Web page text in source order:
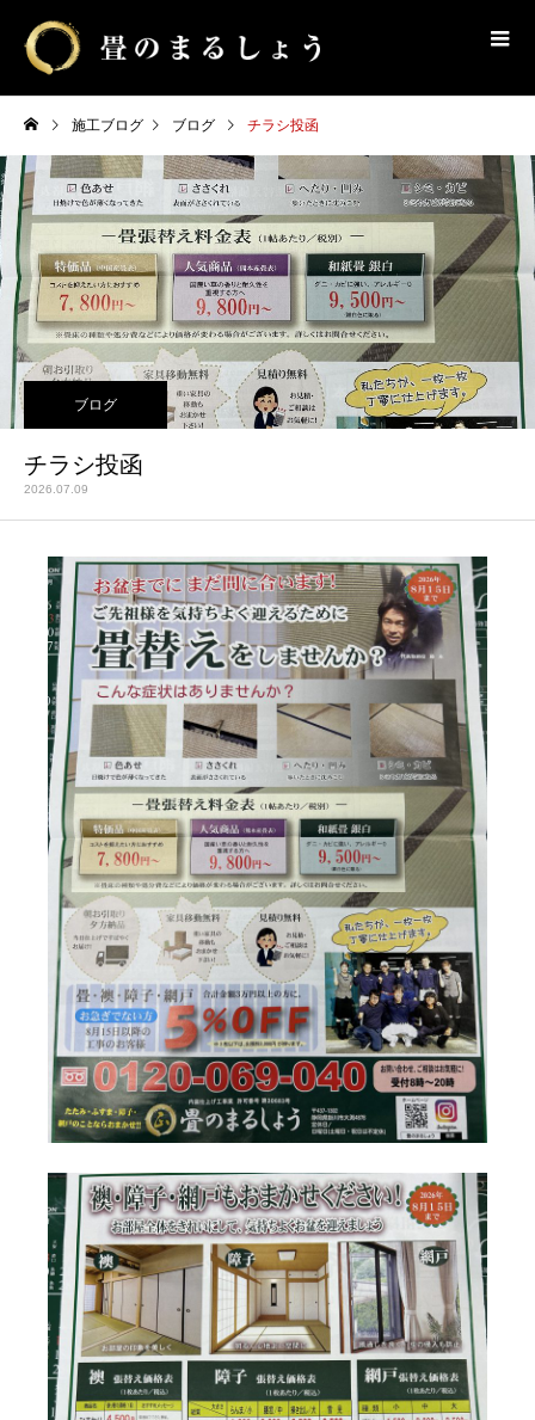
施工ブログ ブログ チラシ投函
ブログ
チラシ投函
2026.07.09